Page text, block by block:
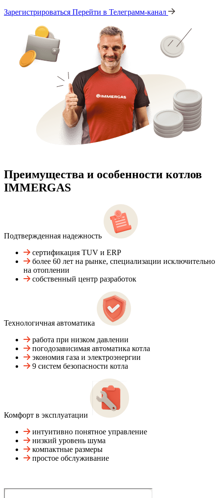
Зарегистрироваться Перейти в Телеграмм-канал
Преимущества и особенности котлов
IMMERGAS
Подтвержденная надежность
сертификация TUV и ERP
более 60 лет на рынке, специализации исключительно
на отоплении
собственный центр разработок
Технологичная автоматика
работа при низком давлении
погодозависимая автоматика котла
экономия газа и электроэнергии
9 систем безопасности котла
Комфорт в эксплуатации
интуитивно понятное управление
низкий уровень шума
компактные размеры
простое обслуживание